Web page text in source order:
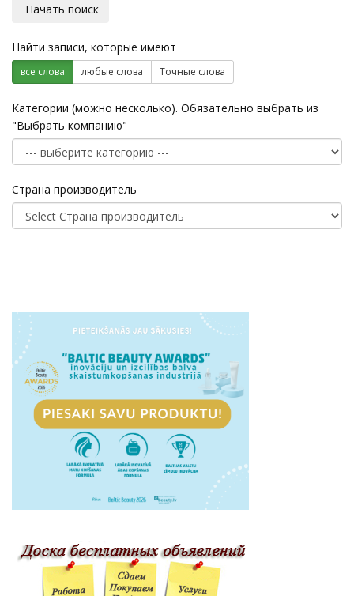
Начать поиск
Найти записи, которые имеют
все слова любые слова Точные слова
Категории (можно несколько). Обязательно выбрать из
"Выбрать компанию"
Страна производитель